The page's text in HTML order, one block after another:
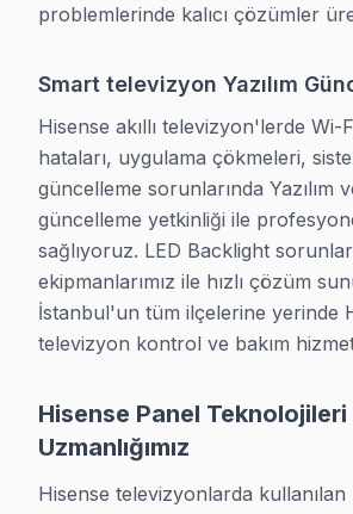
İstanbul'de yazılım
Hisense servis Merkezi
Hisense konusunda uzman
Aynı gün müdahale imkanı
Lazer TV inovasyonu ile 15 yıllık
İstanbul Bölgesine Özel
İstanbul adresime ne zaman
Aynı gün randevu alabilirsiniz.
problemlerinde kalıcı çözümler
Smart televizyon Yazılım
Hisense akıllı televizyon'lerde Wi-
hataları, uygulama çökmeleri,
güncelleme sorunlarında Yazılım
güncelleme yetkinliği ile
sağlıyoruz. LED Backlight
ekipmanlarımız ile hızlı çözüm
İstanbul'un tüm ilçelerine yerinde
televizyon kontrol ve bakım
Hisense Panel Teknolojileri
Uzmanlığımız
Hisense televizyonlarda kullanılan